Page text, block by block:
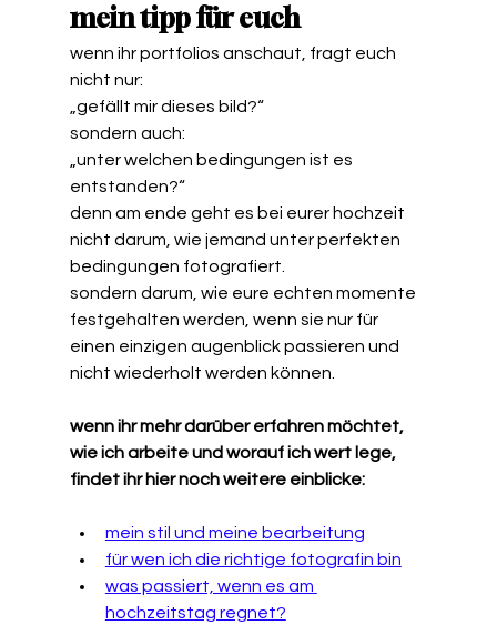
mein tipp für euch
wenn ihr portfolios anschaut, fragt euch
nicht nur:
„gefällt mir dieses bild?“
sondern auch:
„unter welchen bedingungen ist es
entstanden?“
denn am ende geht es bei eurer hochzeit
nicht darum, wie jemand unter perfekten
bedingungen fotografiert.
sondern darum, wie eure echten momente
festgehalten werden, wenn sie nur für
einen einzigen augenblick passieren und
nicht wiederholt werden können.
wenn ihr mehr darüber erfahren möchtet,
wie ich arbeite und worauf ich wert lege,
findet ihr hier noch weitere einblicke:
mein stil und meine bearbeitung
für wen ich die richtige fotografin bin
was passiert, wenn es am
hochzeitstag regnet?